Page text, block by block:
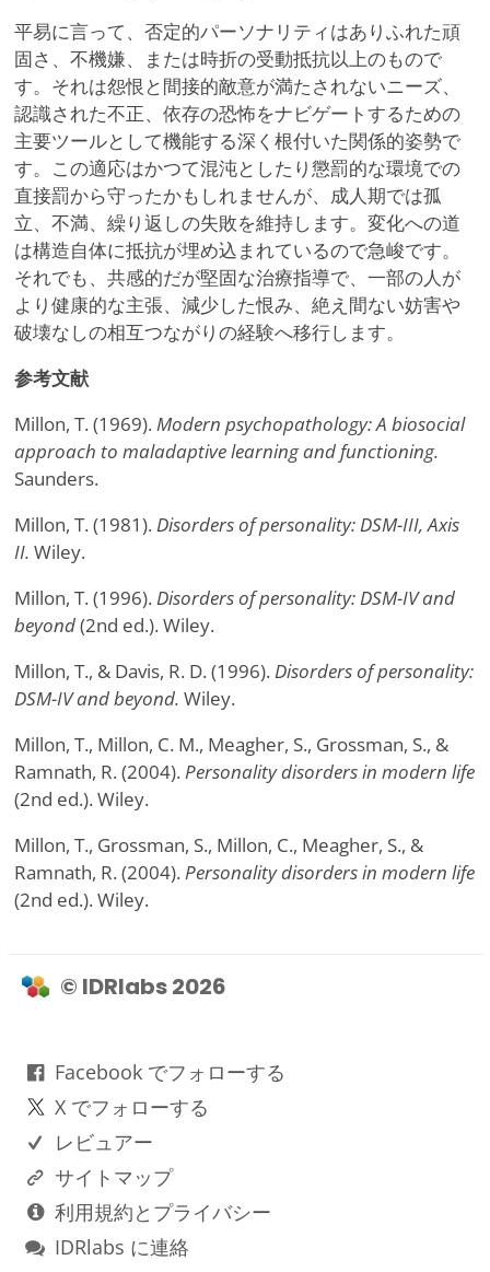
平易に言って、否定的パーソナリティはありふれた頑
固さ、不機嫌、または時折の受動抵抗以上のもので
す。それは怨恨と間接的敵意が満たされないニーズ、
認識された不正、依存の恐怖をナビゲートするための
主要ツールとして機能する深く根付いた関係的姿勢で
す。この適応はかつて混沌としたり懲罰的な環境での
直接罰から守ったかもしれませんが、成人期では孤
立、不満、繰り返しの失敗を維持します。変化への道
は構造自体に抵抗が埋め込まれているので急峻です。
それでも、共感的だが堅固な治療指導で、一部の人が
より健康的な主張、減少した恨み、絶え間ない妨害や
破壊なしの相互つながりの経験へ移行します。
参考文献
Millon, T. (1969). Modern psychopathology: A biosocial
approach to maladaptive learning and functioning.
Saunders.
Millon, T. (1981). Disorders of personality: DSM-III, Axis
II. Wiley.
Millon, T. (1996). Disorders of personality: DSM-IV and
beyond(2nd ed.). Wiley.
Millon, T., & Davis, R. D. (1996). Disorders of personality:
DSM-IV and beyond. Wiley.
Millon, T., Millon, C. M., Meagher, S., Grossman, S., &
Ramnath, R. (2004). Personality disorders in modern life
(2nd ed.). Wiley.
Millon, T., Grossman, S., Millon, C., Meagher, S., &
Ramnath, R. (2004). Personality disorders in modern life
(2nd ed.). Wiley.
© IDRlabs 2026
Facebook でフォローする
X でフォローする
レビュアー
サイトマップ
利用規約とプライバシー
IDRlabs に連絡